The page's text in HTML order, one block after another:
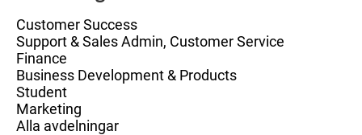
Customer Success
Support & Sales Admin, Customer Service
Finance
Business Development & Products
Student
Marketing
Alla avdelningar